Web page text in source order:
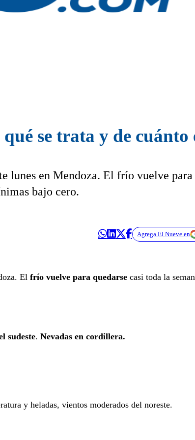
se trata y de
lunes en Mendoza. El frío vuelve para
bajo cero.
Agrega El Nueve en
El frío vuelve para quedarse casi toda la
sudeste. Nevadas en cordillera.
y heladas, vientos moderados del noreste.